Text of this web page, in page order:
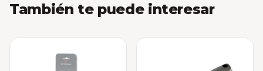
También te puede interesar